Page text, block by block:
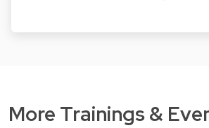
More Trainings &